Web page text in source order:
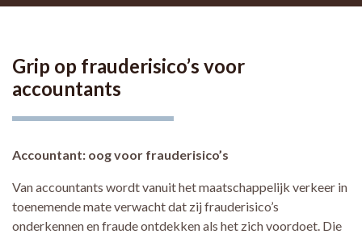
Grip op frauderisico’s voor
accountants
Accountant: oog voor frauderisico’s
Van accountants wordt vanuit het maatschappelijk verkeer in
toenemende mate verwacht dat zij frauderisico’s
onderkennen en fraude ontdekken als het zich voordoet. Die